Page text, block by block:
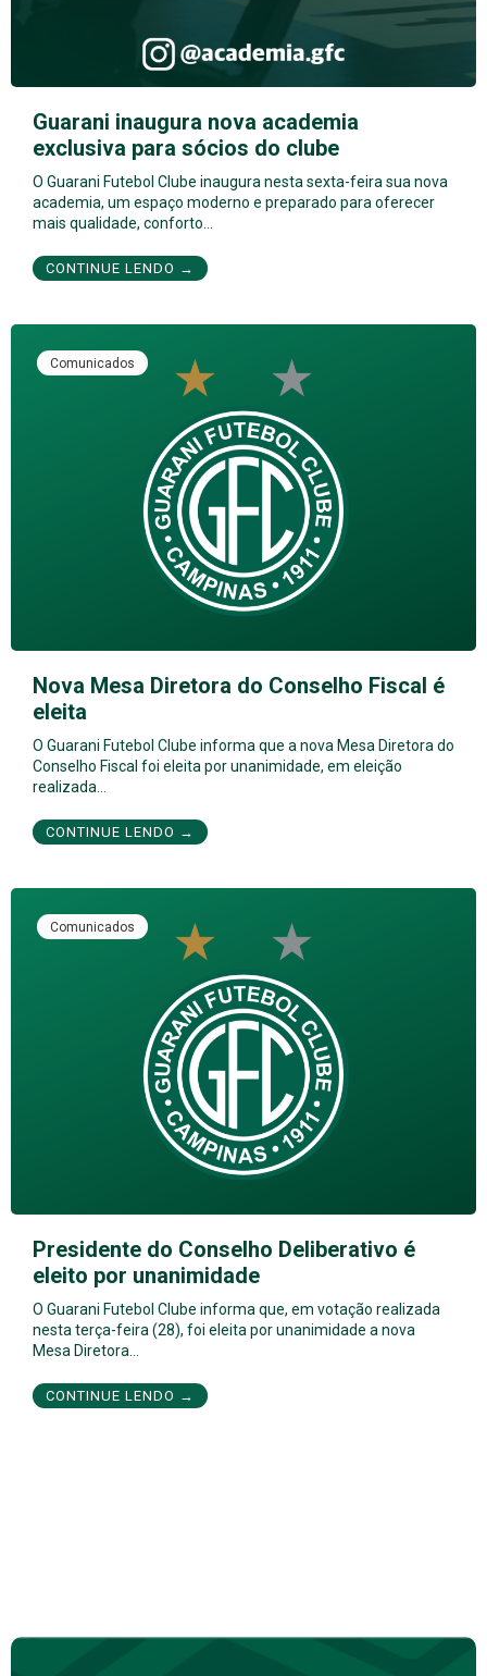
Guarani inaugura nova academia
exclusiva para sócios do clube
O Guarani Futebol Clube inaugura nesta sexta-feira sua nova
academia, um espaço moderno e preparado para oferecer
mais qualidade, conforto…
CONTINUE LENDO →
Comunicados
Nova Mesa Diretora do Conselho Fiscal é
eleita
O Guarani Futebol Clube informa que a nova Mesa Diretora do
Conselho Fiscal foi eleita por unanimidade, em eleição
realizada…
CONTINUE LENDO →
Comunicados
Presidente do Conselho Deliberativo é
eleito por unanimidade
O Guarani Futebol Clube informa que, em votação realizada
nesta terça-feira (28), foi eleita por unanimidade a nova
Mesa Diretora…
CONTINUE LENDO →